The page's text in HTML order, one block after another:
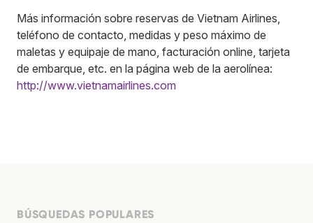
Más información sobre reservas de Vietnam Airlines,
teléfono de contacto, medidas y peso máximo de
maletas y equipaje de mano, facturación online, tarjeta
de embarque, etc. en la página web de la aerolínea:
http://www.vietnamairlines.com
BÚSQUEDAS POPULARES